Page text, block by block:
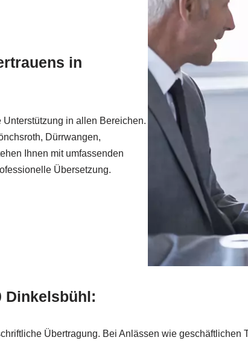
in
in allen Bereichen.
Dürrwangen,
Ihnen mit umfassenden
Übersetzung.
Dinkelsbühl:
Übertragung. Bei Anlässen wie geschäftlichen